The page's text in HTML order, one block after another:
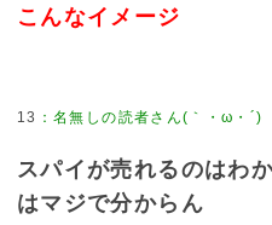
こんなイメージ
13 ：名無しの読者さん(｀・ω・´)
スパイが売れるのはわ
はマジで分からん